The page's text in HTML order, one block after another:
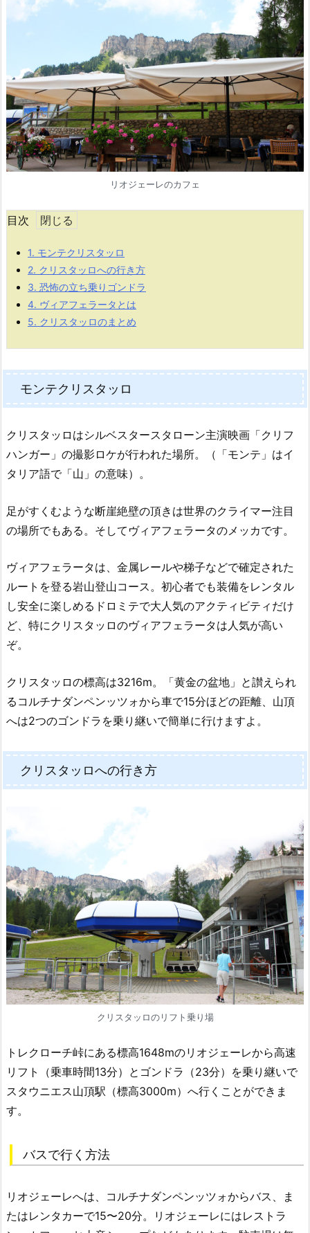
リオジェーレのカフェ
目次
1. モンテクリスタッロ
2. クリスタッロへの行き方
3. 恐怖の立ち乗りゴンドラ
4. ヴィアフェラータとは
5. クリスタッロのまとめ
モンテクリスタッロ
クリスタッロはシルベスタースタローン主演映画「クリフ
ハンガー」の撮影ロケが行われた場所。（「モンテ」はイ
タリア語で「山」の意味）。
足がすくむような断崖絶壁の頂きは世界のクライマー注目
の場所でもある。そしてヴィアフェラータのメッカです。
ヴィアフェラータは、金属レールや梯子などで確定された
ルートを登る岩山登山コース。初心者でも装備をレンタル
し安全に楽しめるドロミテで大人気のアクティビティだけ
ど、特にクリスタッロのヴィアフェラータは人気が高い
ぞ。
クリスタッロの標高は3216m。「黄金の盆地」と讃えられ
るコルチナダンペンッツォから車で15分ほどの距離、山頂
へは2つのゴンドラを乗り継いで簡単に行けますよ。
クリスタッロへの行き方
クリスタッロのリフト乗り場
トレクローチ峠にある標高1648mのリオジェーレから高速
リフト（乗車時間13分）とゴンドラ（23分）を乗り継いで
スタウニエス山頂駅（標高3000m）へ行くことができま
す。
バスで行く方法
リオジェーレへは、コルチナダンペンッツォからバス、ま
たはレンタカーで15〜20分。リオジェーレにはレストラ